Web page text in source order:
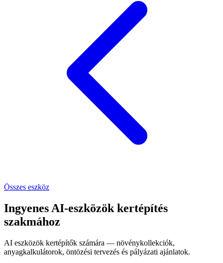
Összes eszköz
Ingyenes AI-eszközök kertépítés
szakmához
AI eszközök kertépítők számára — növénykollekciók,
anyagkalkulátorok, öntözési tervezés és pályázati ajánlatok.